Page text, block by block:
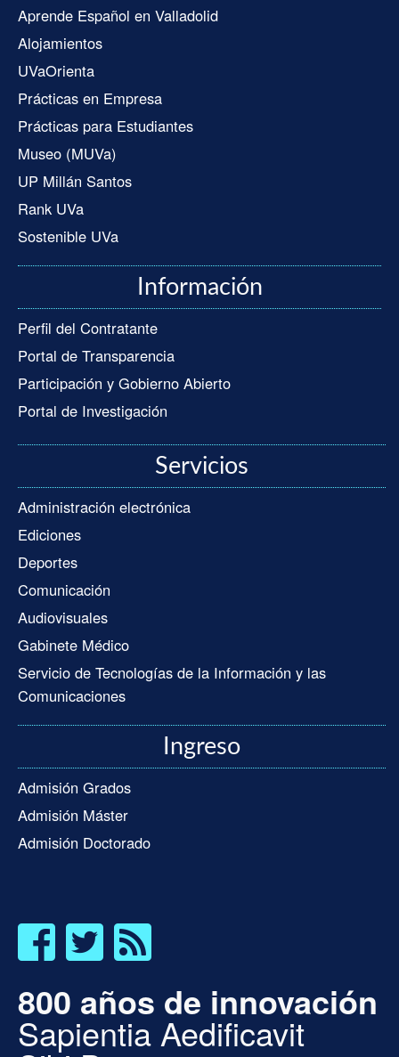
Aprende Español en Valladolid
Alojamientos
UVaOrienta
Prácticas en Empresa
Prácticas para Estudiantes
Museo (MUVa)
UP Millán Santos
Rank UVa
Sostenible UVa
Información
Perfil del Contratante
Portal de Transparencia
Participación y Gobierno Abierto
Portal de Investigación
Servicios
Administración electrónica
Ediciones
Deportes
Comunicación
Audiovisuales
Gabinete Médico
Servicio de Tecnologías de la Información y las
Comunicaciones
Ingreso
Admisión Grados
Admisión Máster
Admisión Doctorado
800 años de innovación
Sapientia Aedificavit